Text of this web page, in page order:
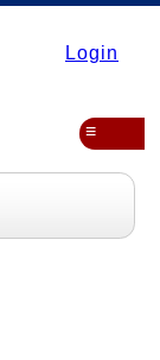
Login
≡